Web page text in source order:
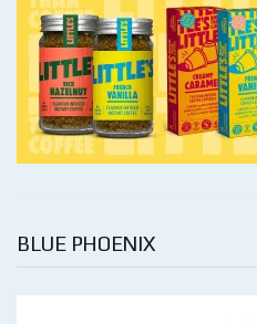
BLUE PHOENIX